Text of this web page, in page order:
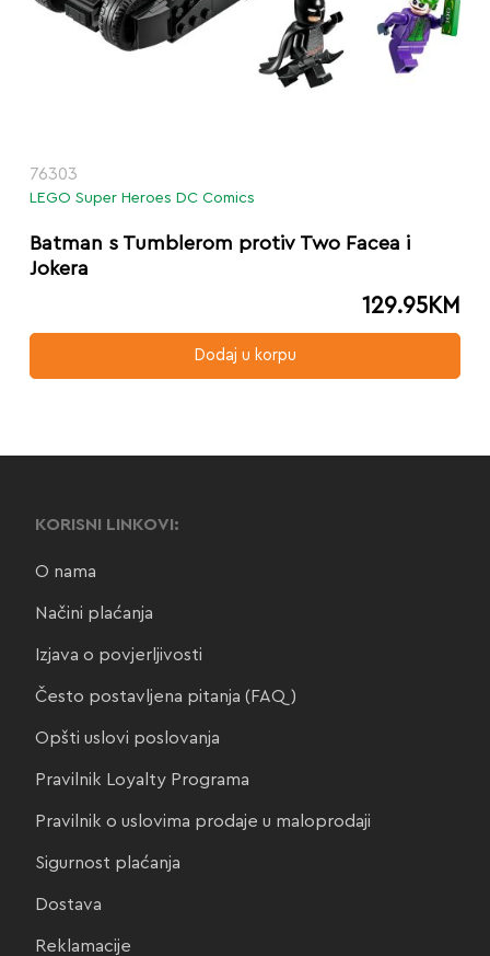
76303
LEGO Super Heroes DC Comics
Batman s Tumblerom protiv Two Facea i
Jokera
129.95KM
Dodaj u korpu
KORISNI LINKOVI:
O nama
Načini plaćanja
Izjava o povjerljivosti
Često postavljena pitanja (FAQ)
Opšti uslovi poslovanja
Pravilnik Loyalty Programa
Pravilnik o uslovima prodaje u maloprodaji
Sigurnost plaćanja
Dostava
Reklamacije